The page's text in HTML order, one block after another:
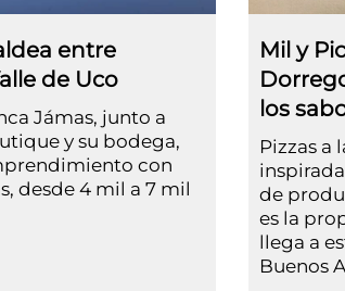
entre
de Uco
Jámas, junto a
y su bodega,
con
desde 4 mil a 7 mil
Mil y
los
Pizzas a
de
es la
llega a
Buenos